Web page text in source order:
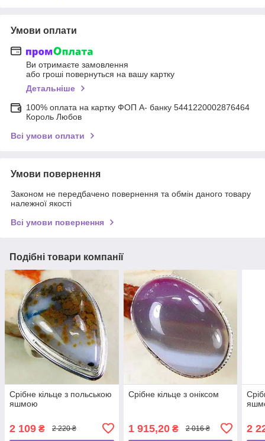
Умови оплати
Ви отримаєте замовлення
або гроші повернуться на вашу картку
Детальніше
100% оплата на картку ФОП А- банку 5441220002876464
Король Любов
Всі умови оплати
Умови повернення
Законом не передбачено повернення та обмін даного товару
належної якості
Всі умови повернення
Подібні товари компанії
Срібне кільце з польською
яшмою
2 109 ₴ 2 220 ₴
Срібне кільце з оніксом
1 915,20₴ 2 016 ₴ 2